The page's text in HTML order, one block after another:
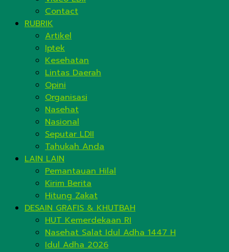
Contact
RUBRIK
Artikel
Iptek
Kesehatan
Lintas Daerah
Opini
Organisasi
Nasehat
Nasional
Seputar LDII
Tahukah Anda
LAIN LAIN
Pemantauan Hilal
Kirim Berita
Hitung Zakat
DESAIN GRAFIS & KHUTBAH
HUT Kemerdekaan RI
Nasehat Salat Idul Adha 1447 H
Idul Adha 2026